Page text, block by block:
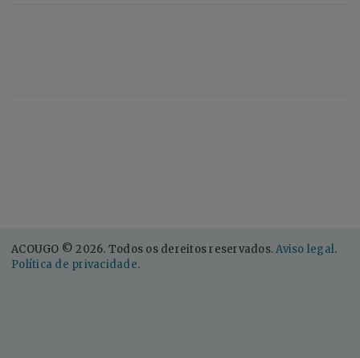
ACOUGO © 2026. Todos os dereitos reservados.Aviso legal.
Política de privacidade.